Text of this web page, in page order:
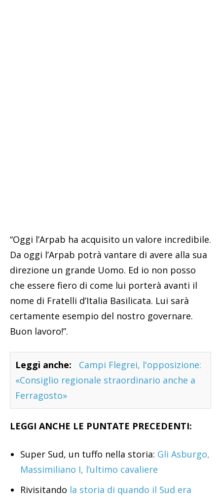
“Oggi l’Arpab ha acquisito un valore incredibile.
Da oggi l’Arpab potrà vantare di avere alla sua
direzione un grande Uomo. Ed io non posso
che essere fiero di come lui porterà avanti il
nome di Fratelli d’Italia Basilicata. Lui sarà
certamente esempio del nostro governare.
Buon lavoro!”.
Leggi anche:
Campi Flegrei, l'opposizione:
«Consiglio regionale straordinario anche a
Ferragosto»
LEGGI ANCHE LE PUNTATE PRECEDENTI:
Super Sud, un tuffo nella storia: Gli Asburgo,
Massimiliano I, l’ultimo cavaliere
Rivisitando la storia di quando il Sud era